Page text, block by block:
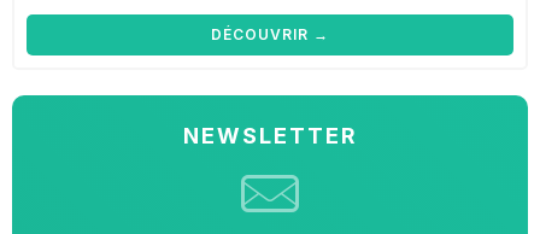
DÉCOUVRIR →
NEWSLETTER